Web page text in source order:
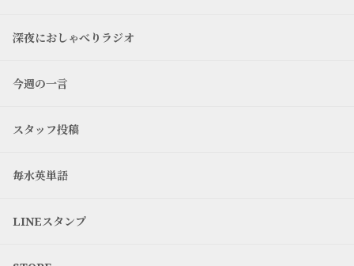
深夜におしゃべりラジオ
今週の一言
スタッフ投稿
毎水英単語
LINEスタンプ